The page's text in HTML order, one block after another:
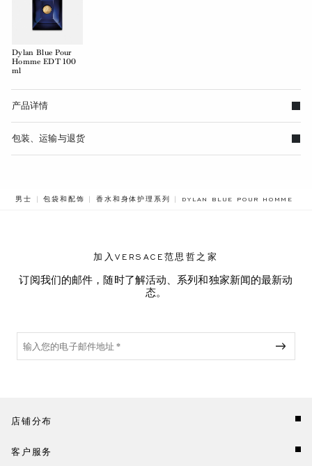
Dylan Blue Pour
Homme EDT 100
ml
产品详情
包装、运输与退货
男士 包袋和配饰 香水和身体护理系列 DYLAN BLUE POUR HOMME
加入VERSACE范思哲之家
订阅我们的邮件，随时了解活动、系列和独家新闻的最新动
态。
店铺分布
客户服务